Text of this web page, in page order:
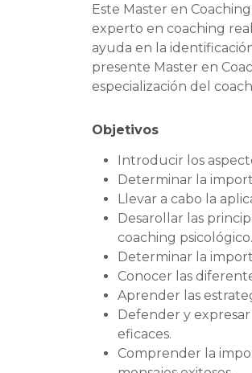
Este Master en
experto en coaching
ayuda en la
presente Master en
especialización del
Objetivos
Introducir los
Determinar la
Llevar a cabo la
Desarollar las
coaching psicológico.
Determinar la
Conocer las
Aprender las
Defender y
eficaces.
Comprender la